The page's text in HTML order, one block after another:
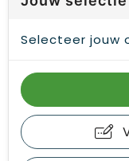
Selecteer jouw